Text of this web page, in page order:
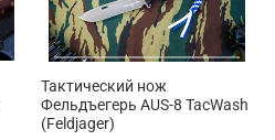
Тактический нож
Фельдъегерь AUS-8 TacWash
(Feldjager)